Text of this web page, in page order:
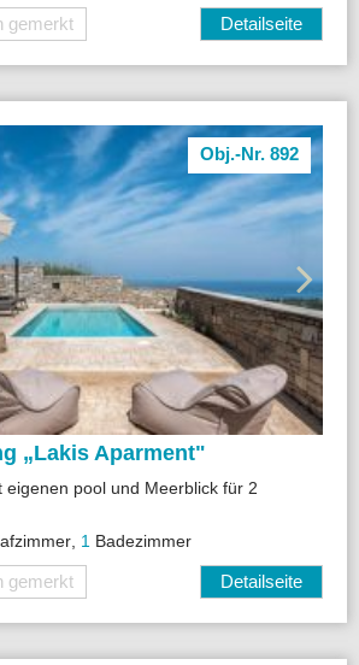
gemerkt Detailseite
„Lakis Aparment"
Obj.-Nr. 892
eigenen pool und Meerblick für 2
1 Badezimmer
gemerkt Detailseite